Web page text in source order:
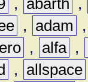
, abarth
,
, adam
, alfa ,
, allspace